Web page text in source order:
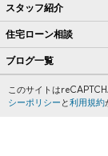
スタッフ紹介
住宅ローン相談
ブログ一覧
このサイトは
シーポリシー と利用規約